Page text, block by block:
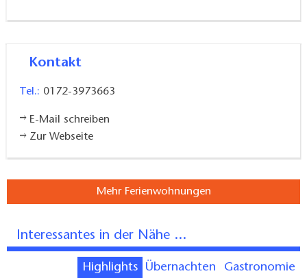
Kontakt
Tel.: 0172-3973663
E-Mail schreiben
Zur Webseite
Mehr Ferienwohnungen
Interessantes in der Nähe ...
Highlights Übernachten Gastronomie